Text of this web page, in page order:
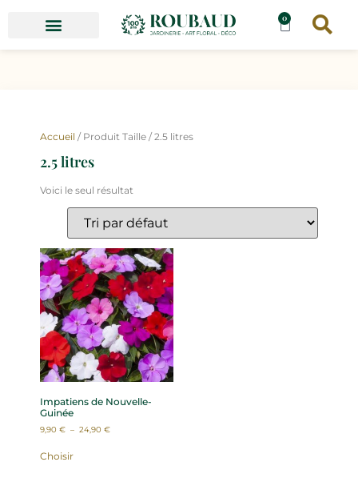
0
Accueil / Produit Taille / 2.5 litres
2.5 litres
Voici le seul résultat
Impatiens de Nouvelle-
Guinée
9,90 € – 24,90 €
Choisir